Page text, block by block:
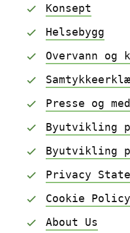
Konsept
Helsebygg
Overvann
Presse og
Byutvikling
Byutvikling
Privacy
Cookie Policy
About Us